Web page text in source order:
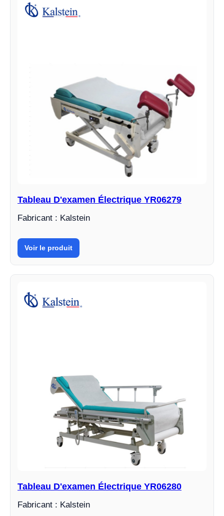
Tableau D'examen Électrique YR06279
Fabricant : Kalstein
Voir le produit
Tableau D'examen Électrique YR06280
Fabricant : Kalstein